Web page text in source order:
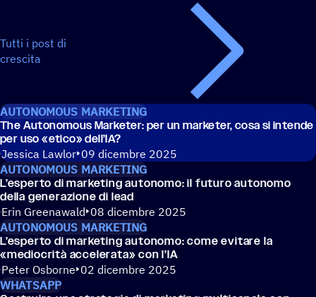
Tutti i post di
crescita
AUTONOMOUS MARKETING
The Auto­no­mous Marke­ter: per un marke­ter, cosa si intende
per uso «etico» dell’IA?
Jessica Lawlor 09 dicembre 2025
AUTONOMOUS MARKETING
L’esperto di marke­ting auto­nomo: il futuro auto­nomo
della gene­ra­zione di lead
Erin Greenawald 08 dicembre 2025
AUTONOMOUS MARKETING
L’esperto di marke­ting auto­nomo: come evitare la
«medio­crità acce­le­rata» con l’IA
Peter Osborne 02 dicembre 2025
WHATSAPP